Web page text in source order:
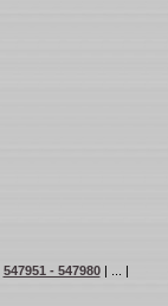
547951 - 547980| ... |